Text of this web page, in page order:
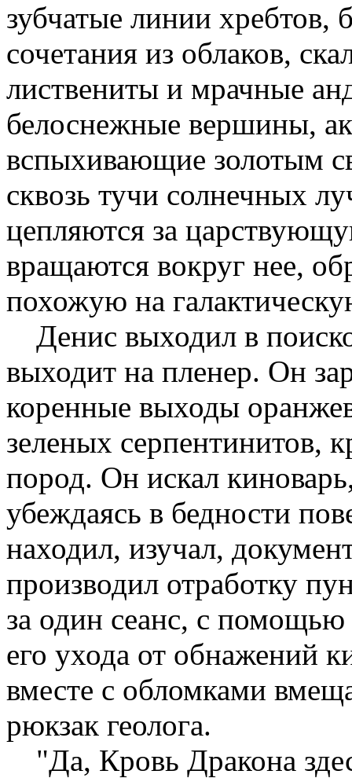
зубчатые линии хребтов,
сочетания из облаков,
листвениты и мрачные
белоснежные вершины,
вспыхивающие золотым
сквозь тучи солнечных
цепляются за
вращаются вокруг нее,
похожую на
Денис выходил в
выходит на пленер. Он
коренные выходы
зеленых серпентинитов,
пород. Он искал
убеждаясь в бедности
находил, изучал,
производил отработку
за один сеанс, с
его ухода от обнажений
вместе с обломками
рюкзак геолога.
"Да, Кровь Дракона